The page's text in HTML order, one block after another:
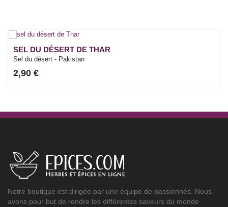
SEL DU DÉSERT DE THAR
Sel du désert - Pakistan
2,90 €
Notre boutique est dirigée par une équipe de passionnés. Nous
avons pour but de rendre les différentes saveurs du monde